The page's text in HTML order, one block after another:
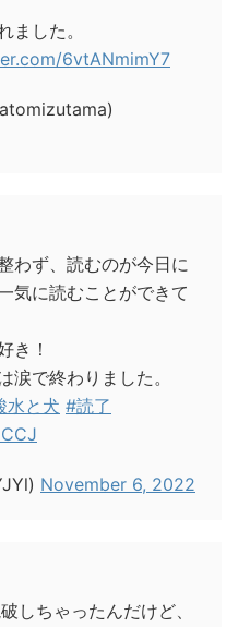
ました。
6vtANmimY7
わず、読むのが今日に
気に読むことができて
き！
涙で終わりました。
水と犬 #読了
November 6, 2022
しちゃったんだけど、